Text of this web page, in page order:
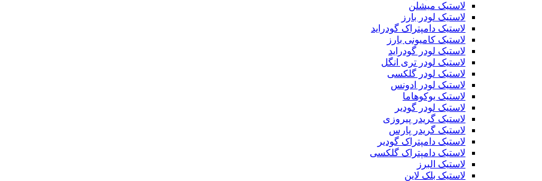
لاستیک میشلن
لاستیک لودر بارز
لاستیک دامپتراک گودراید
لاستیک کامیونی بارز
لاستیک لودر گودراید
لاستیک لودر تری انگل
لاستیک لودر گلکسی
لاستیک لودر ادونس
لاستیک یوکوهاما
لاستیک لودر گودیر
لاستیک گریدر پیروزی
لاستیک گریدر پارس
لاستیک دامپتراک گودیر
لاستیک دامپتراک گلکسی
لاستیک البرز
لاستیک بلک لاین